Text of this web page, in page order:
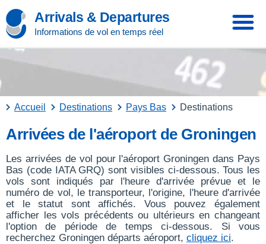
Arrivals & Departures
Informations de vol en temps réel
Accueil Destinations Pays Bas Destinations
Arrivées de l'aéroport de Groningen
Les arrivées de vol pour l'aéroport Groningen dans Pays
Bas (code IATA GRQ) sont visibles ci-dessous. Tous les
vols sont indiqués par l'heure d'arrivée prévue et le
numéro de vol, le transporteur, l'origine, l'heure d'arrivée
et le statut sont affichés. Vous pouvez également
afficher les vols précédents ou ultérieurs en changeant
l'option de période de temps ci-dessous. Si vous
recherchez Groningen départs aéroport, cliquez ici.